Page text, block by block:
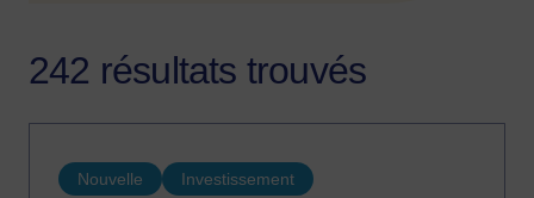
242 résultats trouvés
Nouvelle Investissement